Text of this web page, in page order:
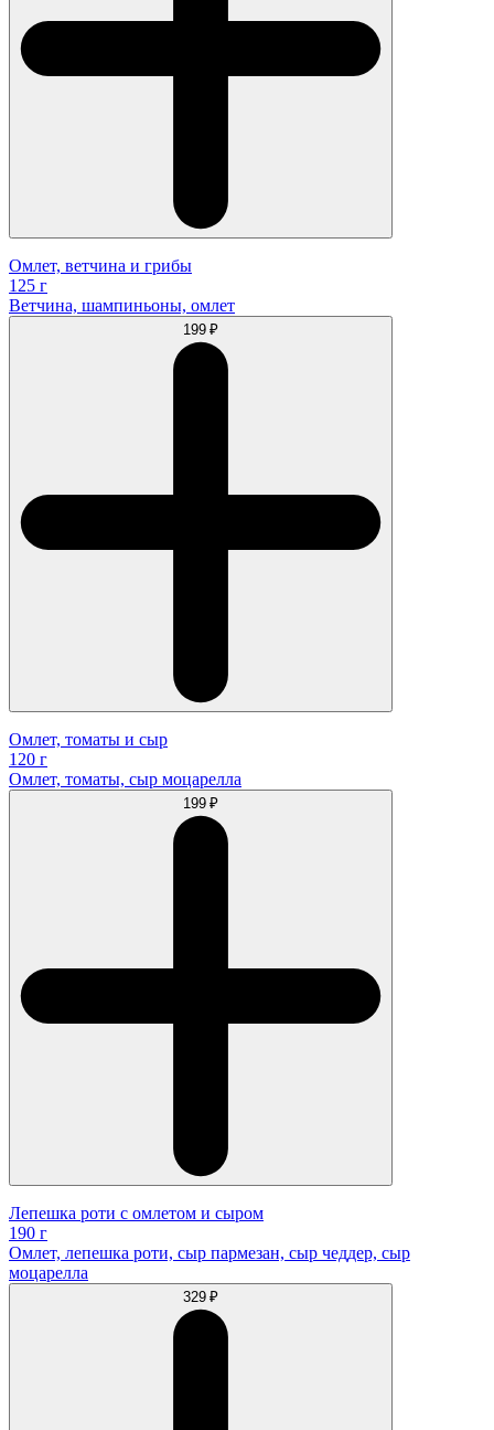
Омлет, ветчина и грибы
125 г
Ветчина, шампиньоны, омлет
199 ₽
Омлет, томаты и сыр
120 г
Омлет, томаты, сыр моцарелла
199 ₽
Лепешка роти с омлетом и сыром
190 г
Омлет, лепешка роти, сыр пармезан, сыр чеддер, сыр
моцарелла
329 ₽